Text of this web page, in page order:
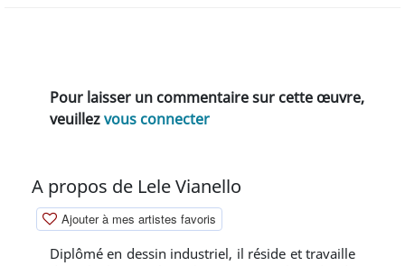
Pour laisser un commentaire sur cette œuvre,
veuillezvous connecter
A propos de Lele Vianello
Ajouter à mes artistes favoris
Diplômé en dessin industriel, il réside et travaille